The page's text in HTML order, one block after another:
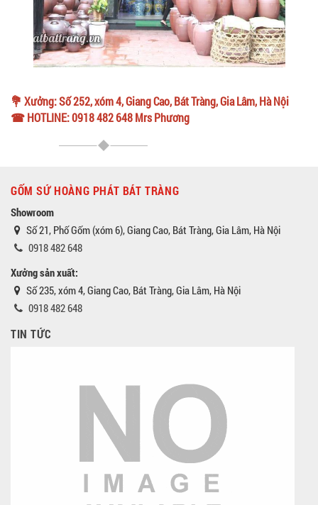
💐 Xưởng: Số 252, xóm 4, Giang Cao, Bát Tràng, Gia Lâm, Hà Nội
☎ HOTLINE: 0918 482 648 Mrs Phương
GỐM SỨ HOÀNG PHÁT BÁT TRÀNG
Showroom
Số 21, Phố Gốm (xóm 6), Giang Cao, Bát Tràng, Gia Lâm, Hà Nội
0918 482 648
Xưởng sản xuất:
Số 235, xóm 4, Giang Cao, Bát Tràng, Gia Lâm, Hà Nội
0918 482 648
TIN TỨC